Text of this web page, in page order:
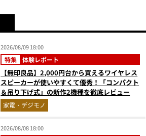
2026/08/09 18:00
特集 体験レポート
【無印良品】2,000円台から買えるワイヤレス
スピーカーが使いやすくて優秀！「コンパクト
＆吊り下げ式」の新作2機種を徹底レビュー
家電・デジモノ
2026/08/08 18:00